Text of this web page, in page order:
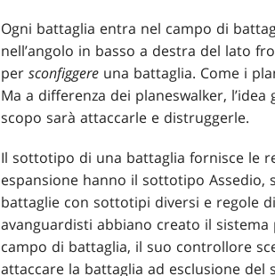
Ogni battaglia entra nel campo di
nell’angolo in basso a destra del lato
per sconfiggere una battaglia. Come i
Ma a differenza dei planeswalker,
scopo sarà attaccarle e distruggerle.
Il sottotipo di una battaglia fornisce le
espansione hanno il sottotipo
battaglie con sottotipi diversi e regole
avanguardisti abbiano creato il
campo di battaglia, il suo controllore
attaccare la battaglia ad esclusione